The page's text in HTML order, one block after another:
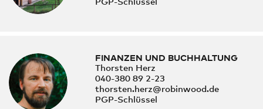
FINANZEN UND BUCHHALTUNG
Thorsten Herz
040-380 89 2-23
thorsten.herz@robinwood.de
PGP-Schlüssel